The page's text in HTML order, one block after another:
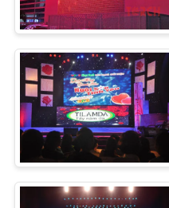
نمایشگر LED تمام